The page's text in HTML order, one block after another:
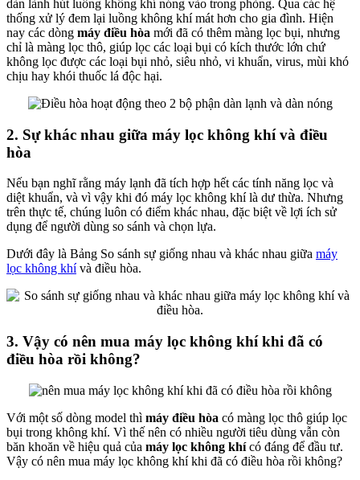
dàn lành hút luồng không khí nóng vào trong phòng. Qua các hệ
thống xử lý đem lại luồng không khí mát hơn cho gia đình. Hiện
nay các dòng máy điều hòa mới đã có thêm màng lọc bụi, nhưng
chỉ là màng lọc thô, giúp lọc các loại bụi có kích thước lớn chứ
không lọc được các loại bụi nhỏ, siêu nhỏ, vi khuẩn, virus, mùi khó
chịu hay khói thuốc lá độc hại.
2. Sự khác nhau giữa máy lọc không khí và điều
hòa
Nếu bạn nghĩ rằng máy lạnh đã tích hợp hết các tính năng lọc và
diệt khuẩn, và vì vậy khi đó máy lọc không khí là dư thừa. Nhưng
trên thực tế, chúng luôn có điểm khác nhau, đặc biệt về lợi ích sử
dụng để người dùng so sánh và chọn lựa.
Dưới đây là Bảng So sánh sự giống nhau và khác nhau giữa máy
lọc không khívà điều hòa.
3. Vậy có nên mua máy lọc không khí khi đã có
điều hòa rồi không?
Với một số dòng model thì máy điều hòa có màng lọc thô giúp lọc
bụi trong không khí. Vì thế nên có nhiều người tiêu dùng vẫn còn
băn khoăn về hiệu quả của máy lọc không khícó đáng để đầu tư.
Vậy có nên mua máy lọc không khí khi đã có điều hòa rồi không?